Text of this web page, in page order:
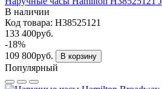
В наличии
Код товара: H38525121
133 400руб.
-18%
109 800руб.
В корзину
Популярный